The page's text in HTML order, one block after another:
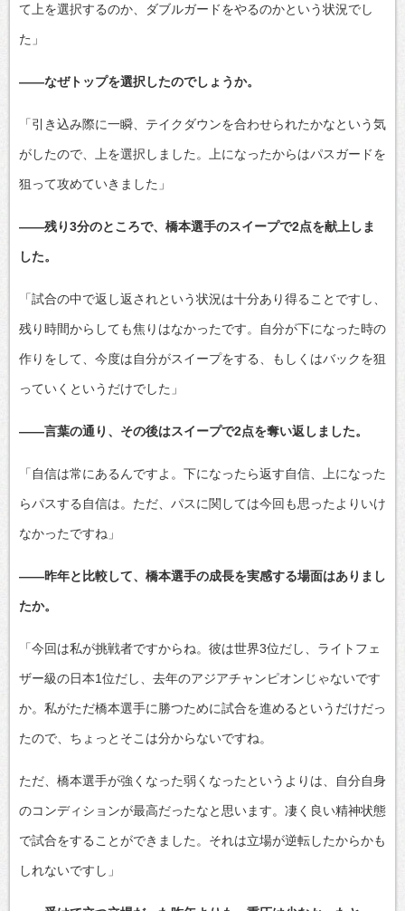
て上を選択するのか、ダブルガードをやるのかという状況でし
た」
――なぜトップを選択したのでしょうか。
「引き込み際に一瞬、テイクダウンを合わせられたかなという気
がしたので、上を選択しました。上になったからはパスガードを
狙って攻めていきました」
――残り3分のところで、橋本選手のスイープで2点を献上しま
した。
「試合の中で返し返されという状況は十分あり得ることですし、
残り時間からしても焦りはなかったです。自分が下になった時の
作りをして、今度は自分がスイープをする、もしくはバックを狙
っていくというだけでした」
――言葉の通り、その後はスイープで2点を奪い返しました。
「自信は常にあるんですよ。下になったら返す自信、上になった
らパスする自信は。ただ、パスに関しては今回も思ったよりいけ
なかったですね」
――昨年と比較して、橋本選手の成長を実感する場面はありまし
たか。
「今回は私が挑戦者ですからね。彼は世界3位だし、ライトフェ
ザー級の日本1位だし、去年のアジアチャンピオンじゃないです
か。私がただ橋本選手に勝つために試合を進めるというだけだっ
たので、ちょっとそこは分からないですね。
ただ、橋本選手が強くなった弱くなったというよりは、自分自身
のコンディションが最高だったなと思います。凄く良い精神状態
で試合をすることができました。それは立場が逆転したからかも
しれないですし」